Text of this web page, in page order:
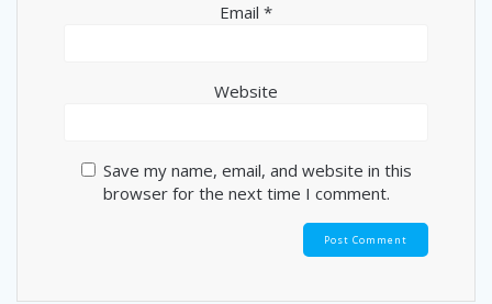
Email *
Website
Save my name, email, and website in this
browser for the next time I comment.